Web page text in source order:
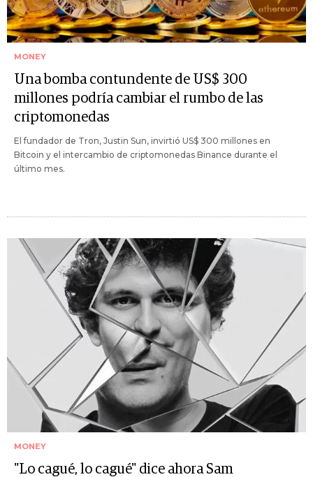
MONEY
Una bomba contundente de US$ 300
millones podría cambiar el rumbo de las
criptomonedas
El fundador de Tron, Justin Sun, invirtió US$ 300 millones en
Bitcoin y el intercambio de criptomonedas Binance durante el
último mes.
MONEY
"Lo cagué, lo cagué" dice ahora Sam